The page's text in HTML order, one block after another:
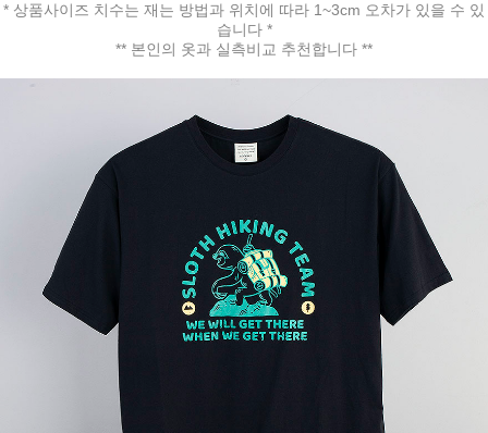
* 상품사이즈 치수는 재는 방법과 위치에 따라 1~3cm 오차가 있을 수 있
습니다 *
** 본인의 옷과 실측비교 추천합니다 **